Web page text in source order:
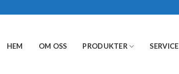
HEM OM OSS PRODUKTER SERVICE